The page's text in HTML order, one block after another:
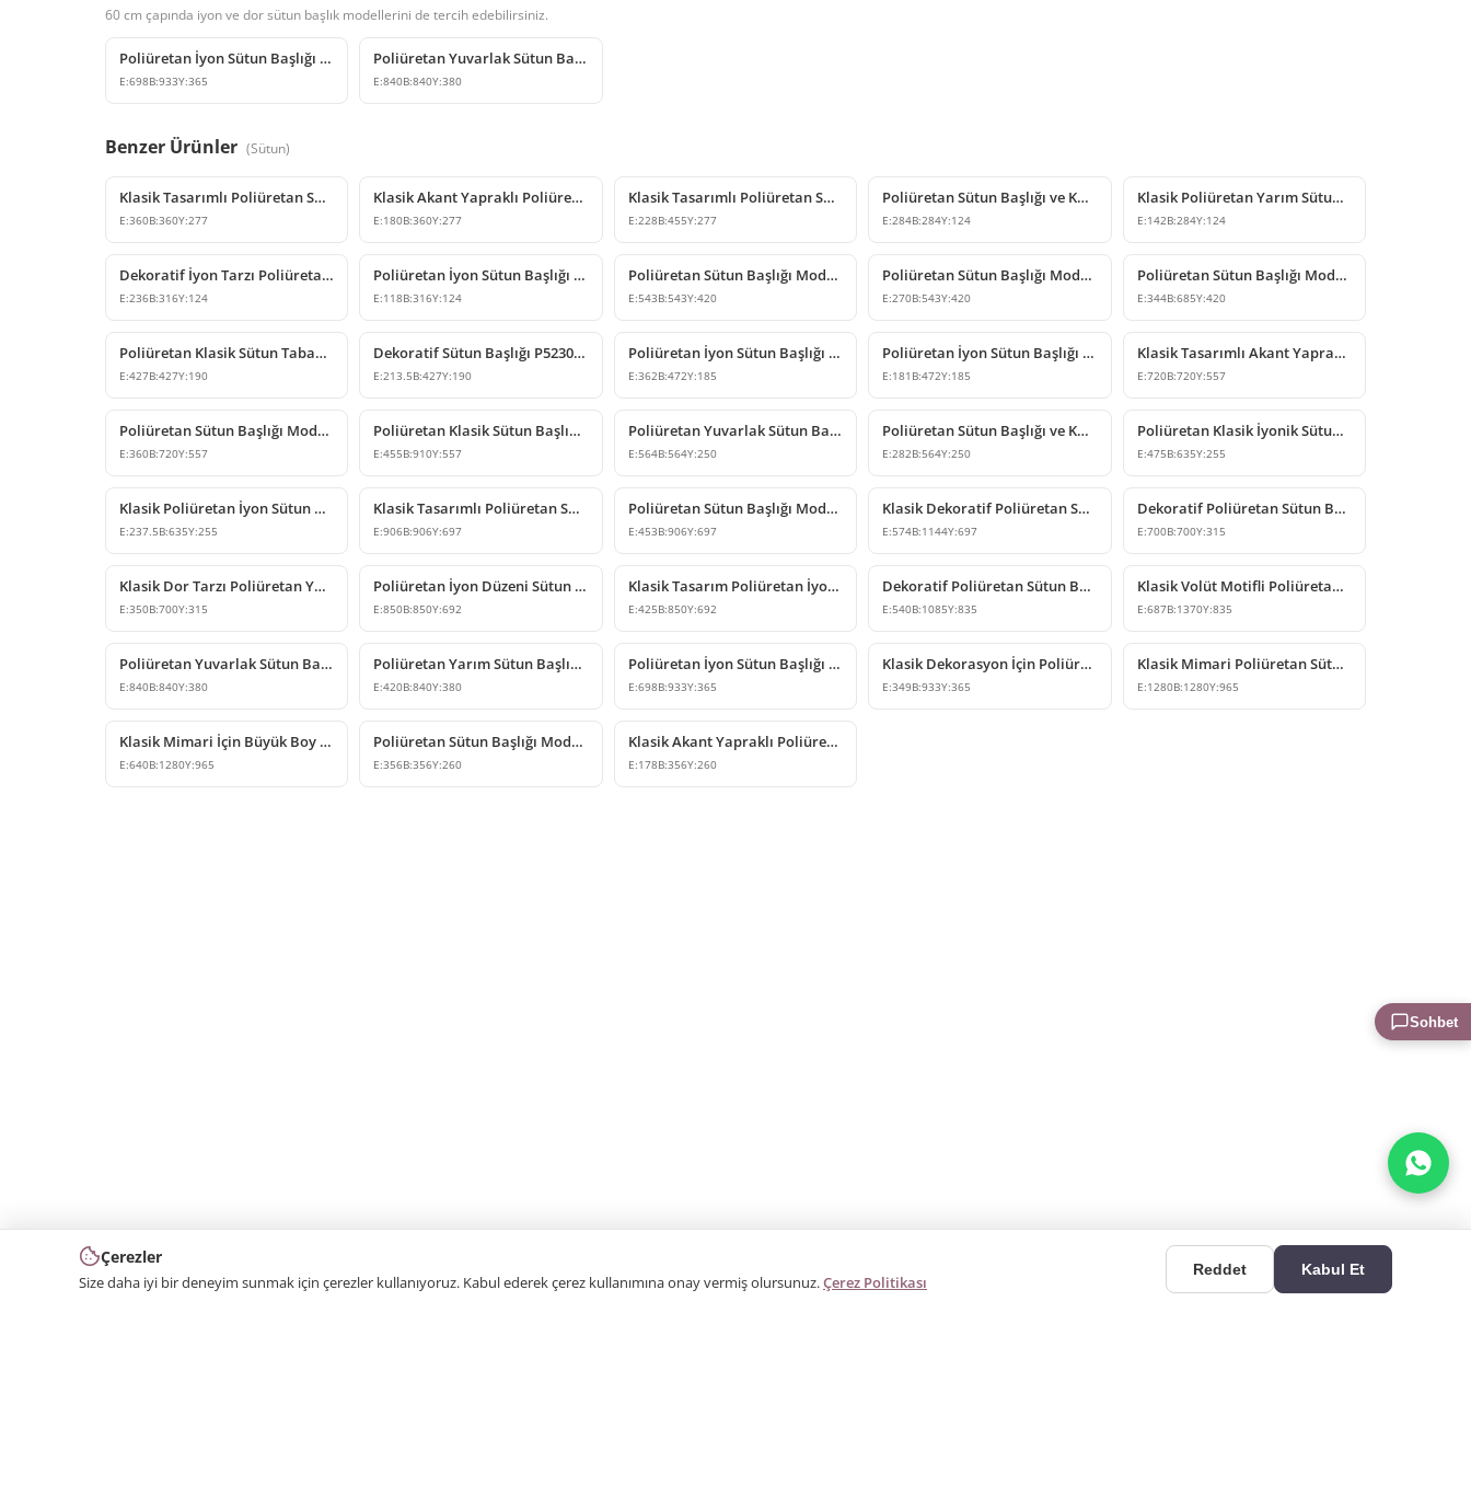
60 cm çapında iyon ve dor sütun başlık modellerini de tercih edebilirsiniz.
Poliüretan İyon Sütun Başlığı Modelleri ve Fiyatları
E:698B:933Y:365
Poliüretan Yuvarlak Sütun Başlığı ve Kaide Tasarımları
E:840B:840Y:380
Benzer Ürünler (Sütun)
Klasik Tasarımlı Poliüretan Sütun Başlığı Modelleri
E:360B:360Y:277
Klasik Akant Yapraklı Poliüretan Sütun Başlığı
E:180B:360Y:277
Klasik Tasarımlı Poliüretan Sütun Başlığı Modeli
E:228B:455Y:277
Poliüretan Sütun Başlığı ve Kaide Tasarımı
E:284B:284Y:124
Klasik Poliüretan Yarım Sütun Başlığı Modelleri
E:142B:284Y:124
Dekoratif İyon Tarzı Poliüretan Sütun Başlığı Modeli
E:236B:316Y:124
Poliüretan İyon Sütun Başlığı Modeli
E:118B:316Y:124
Poliüretan Sütun Başlığı Modelleri ve Tasarımları
E:543B:543Y:420
Poliüretan Sütun Başlığı Modelleri ve Klasik Dekor Tasarımları
E:270B:543Y:420
Poliüretan Sütun Başlığı Modelleri
E:344B:685Y:420
Poliüretan Klasik Sütun Tabanı ve Başlığı Modeli
E:427B:427Y:190
Dekoratif Sütun Başlığı P5230D50
E:213.5B:427Y:190
Poliüretan İyon Sütun Başlığı Modeli
E:362B:472Y:185
Poliüretan İyon Sütun Başlığı Modeli
E:181 B:472Y:185
Klasik Tasarımlı Akant Yapraklı Poliüretan Sütun Başlığı
E:720B:720Y:557
Poliüretan Sütun Başlığı Modelleri
E:360B:720Y:557
Poliüretan Klasik Sütun Başlığı Modelleri ve Çeşitleri
E:455B:910Y:557
Poliüretan Yuvarlak Sütun Başlığı ve Kaide Modeli
E:564B:564Y:250
Poliüretan Sütun Başlığı ve Kaide Modeli
E:282B:564Y:250
Poliüretan Klasik İyonik Sütun Başlığı Modelleri
E:475B:635Y:255
Klasik Poliüretan İyon Sütun Başlığı Modelleri
E:237.5B:635Y:255
Klasik Tasarımlı Poliüretan Sütun Başlığı Modelleri
E:906B:906Y:697
Poliüretan Sütun Başlığı Modelleri ve Tasarımları
E:453B:906Y:697
Klasik Dekoratif Poliüretan Sütun Başlığı Modelleri
E:574B:1144Y:697
Dekoratif Poliüretan Sütun Başlığı ve Altlığı Tasarımları
E:700B:700Y:315
Klasik Dor Tarzı Poliüretan Yarım Sütun Başlığı
E:350B:700Y:315
Poliüretan İyon Düzeni Sütun Başlığı ve Sütun Üstü Dekorları
E:850B:850Y:692
Klasik Tasarım Poliüretan İyon Sütun Başlığı Çeşitleri
E:425B:850Y:692
Dekoratif Poliüretan Sütun Başlığı Modelleri
E:540B:1085Y:835
Klasik Volüt Motifli Poliüretan Sütun Başlığı Modeli
E:687B:1370Y:835
Poliüretan Yuvarlak Sütun Başlığı ve Kaide Tasarımları
E:840B:840Y:380
Poliüretan Yarım Sütun Başlığı ve Kaidesi Modeli
E:420B:840Y:380
Poliüretan İyon Sütun Başlığı Modelleri ve Fiyatları
E:698B:933Y:365
Klasik Dekorasyon İçin Poliüretan İyon Sütun Başlığı Modeli
E:349B:933Y:365
Klasik Mimari Poliüretan Sütun Başlığı Modeli
E:1280B:1280Y:965
Klasik Mimari İçin Büyük Boy Poliüretan Sütun Başlığı
E:640B:1280Y:965
Poliüretan Sütun Başlığı Modelleri ve Klasik Dekorasyon Ürünleri
E:356B:356Y:260
Klasik Akant Yapraklı Poliüretan Sütun Başlığı Modeli
E:178B:356Y:260
Çerezler
Size daha iyi bir deneyim sunmak için çerezler kullanıyoruz. Kabul ederek çerez kullanımına onay vermiş olursunuz.Çerez Politikası
Reddet Kabul Et
Sohbet